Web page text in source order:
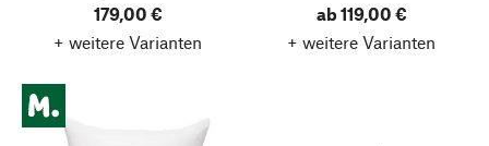
179,00 €
+ weitere Varianten
ab 119,00 €
+ weitere Varianten